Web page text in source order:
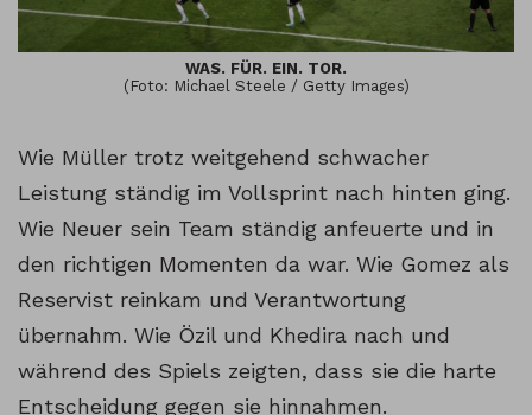
WAS. FÜR. EIN. TOR.
(Foto: Michael Steele / Getty Images)
Wie Müller trotz weitgehend schwacher
Leistung ständig im Vollsprint nach hinten ging.
Wie Neuer sein Team ständig anfeuerte und in
den richtigen Momenten da war. Wie Gomez als
Reservist reinkam und Verantwortung
übernahm. Wie Özil und Khedira nach und
während des Spiels zeigten, dass sie die harte
Entscheidung gegen sie hinnahmen.